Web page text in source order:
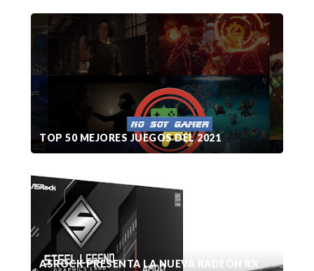
TOP 50 MEJORES JUEGOS DEL 2021
ASROCK PRESENTA LA NUEVA RADEON RX